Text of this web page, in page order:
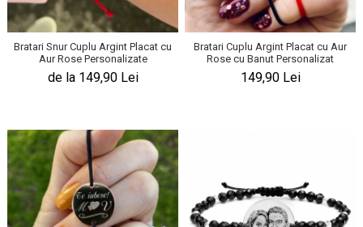
Bratari Snur Cuplu Argint Placat cu
Aur Rose Personalizate
de la 149,90 Lei
Bratari Cuplu Argint Placat cu Aur
Rose cu Banut Personalizat
149,90 Lei